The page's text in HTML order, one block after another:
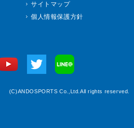
サイトマップ
個人情報保護方針
(C)ANDOSPORTS Co.,Ltd.All rights reserved.